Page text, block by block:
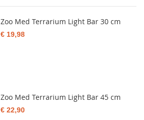
Zoo Med Terrarium Light Bar 30 cm
€ 19,98
Zoo Med Terrarium Light Bar 45 cm
€ 22,90